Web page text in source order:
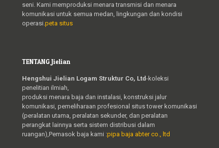
seni. Kami memproduksi menara transmisi dan menara
komunikasi untuk semua medan, lingkungan dan kondisi
operasi.peta situs
TENTANG Jielian
Hengshui Jielian Logam Struktur Co, Ltd-koleksi
penelitian ilmiah,
produksi menara baja dan instalasi, konstruksi jalur
komunikasi, pemeliharaan profesional situs tower komunikasi
(peralatan utama, peralatan sekunder, dan peralatan
perangkat lainnya serta sistem distribusi dalam
ruangan),Pemasok baja kami :pipa baja abter co., ltd